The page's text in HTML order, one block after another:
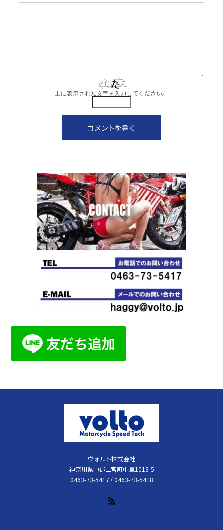
上に表示された文字を入力してください。
ヴォルト株式会社
神奈川県中郡二宮町中里1013-5
0463-73-5417 / 0463-73-5418